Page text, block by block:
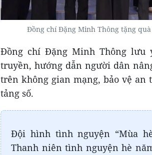
Đồng chí Đặng Minh Thông tặng
Đồng chí Đặng Minh Thông lưu
truyền, hướng dẫn người dân
trên không gian mạng, bảo vệ
tảng số.
Đội hình tình nguyện “Mùa
Thanh niên tình nguyện hè